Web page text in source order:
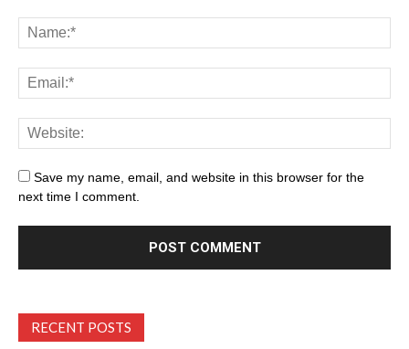
Save my name, email, and website in this browser for the
next time I comment.
RECENT POSTS